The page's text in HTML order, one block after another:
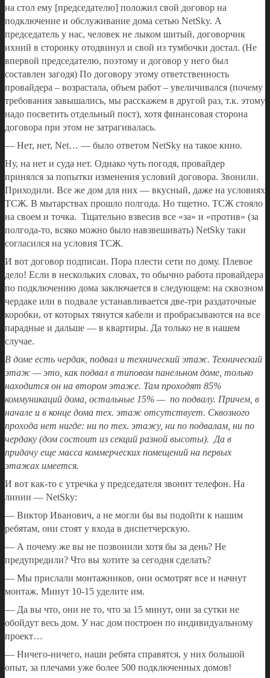
на стол ему [председателю] положил свой договор на
подключение и обслуживание дома сетью NetSky. А
председатель у нас, человек не лыком шитый, договорчик
ихний в сторонку отодвинул и свой из тумбочки достал. (Не
впервой председателю, поэтому и договор у него был
составлен загодя) По договору этому ответственность
провайдера – возрастала, объем работ – увеличивался (почему
требования завышались, мы расскажем в другой раз, т.к. этому
надо посветить отдельный пост), хотя финансовая сторона
договора при этом не затрагивалась.
— Нет, нет, Net… — было ответом NetSky на такое кино.
Ну, на нет и суда нет. Однако чуть погодя, провайдер
принялся за попытки изменения условий договора. Звонили.
Приходили. Все же дом для них — вкусный, даже на условиях
ТСЖ. В мытарствах прошло полгода. Но тщетно. ТСЖ стояло
на своем и точка. Тщательно взвесив все «за» и «против» (за
полгода-то, всяко можно было навзвешивать) NetSky таки
согласился на условия ТСЖ.
И вот договор подписан. Пора плести сети по дому. Плевое
дело! Если в нескольких словах, то обычно работа провайдера
по подключению дома заключается в следующем: на сквозном
чердаке или в подвале устанавливается две-три раздаточные
коробки, от которых тянутся кабели и пробрасываются на все
парадные и дальше — в квартиры. Да только не в нашем
случае.
В доме есть чердак, подвал и технический этаж. Технический
этаж — это, как подвал в типовом панельном доме, только
находится он на втором этаже. Там проходят 85%
коммуникаций дома, остальные 15% — по подвалу. Причем, в
начале и в конце дома тех. этаж отсутствует. Сквозного
прохода нет нигде: ни по тех. этажу, ни по подвалам, ни по
чердаку (дом состоит из секций разной высоты). Да в
придачу еще масса коммерческих помещений на первых
этажах имеется.
И вот как-то с утречка у председателя звонит телефон. На
линии — NetSky:
— Виктор Иванович, а не могли бы вы подойти к нашим
ребятам, они стоят у входа в диспетчерскую.
— А почему же вы не позвонили хотя бы за день? Не
предупредили? Что вы хотите за сегодня сделать?
— Мы прислали монтажников, они осмотрят все и начнут
монтаж. Минут 10-15 уделите им.
— Да вы что, они не то, что за 15 минут, они за сутки не
обойдут весь дом. У нас дом построен по индивидуальному
проект…
— Ничего-ничего, наши ребята справятся, у них большой
опыт, за плечами уже более 500 подключенных домов!